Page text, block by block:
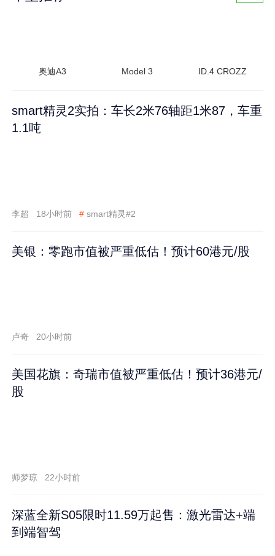
奥迪A3 Model 3 ID.4 CROZZ
smart精灵2实拍：车长2米76轴距1米87，车重
1.1吨
李超 18小时前 # smart精灵#2
美银：零跑市值被严重低估！预计60港元/股
卢奇 20小时前
美国花旗：奇瑞市值被严重低估！预计36港元/
股
师梦琼 22小时前
深蓝全新S05限时11.59万起售：激光雷达+端
到端智驾